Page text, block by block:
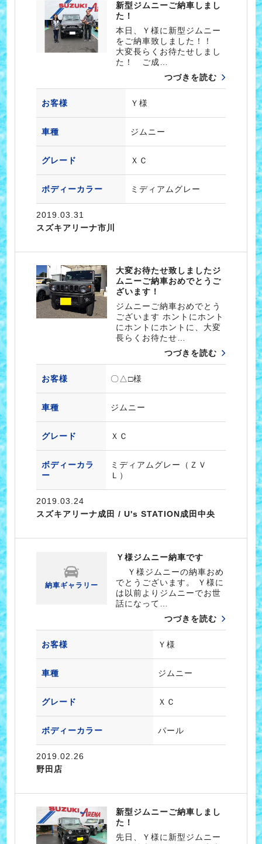
新型ジムニーご納車しまし
た！
本日、Ｙ様に新型ジムニー
をご納車致しました！！
大変長らくお待たせしまし
た！ ご成…
つづきを読む
お客様 Ｙ様
車種 ジムニー
グレード ＸＣ
ボディーカラー ミディアムグレー
2019.03.31
スズキアリーナ市川
大変お待たせ致しましたジ
ムニーご納車おめでとうご
ざいます！
ジムニーご納車おめでとう
ございます ホントにホント
にホントにホントに、大変
長らくお待たせ…
つづきを読む
お客様 〇△□様
車種 ジムニー
グレード ＸＣ
ボディーカラ
ー
ミディアムグレー（ＺＶ
Ｌ）
2019.03.24
スズキアリーナ成田 / U's STATION成田中央
納車ギャラリー
Ｙ様ジムニー納車です
Ｙ様ジムニーの納車おめ
でとうございます。 Ｙ様に
は以前よりジムニーでお世
話になって…
つづきを読む
お客様 Ｙ様
車種 ジムニー
グレード ＸＣ
ボディーカラー パール
2019.02.26
野田店
新型ジムニーご納車しまし
た！
先日、Ｙ様に新型ジムニー